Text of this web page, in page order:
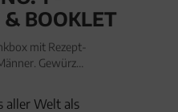
& BOOKLET
mit Rezept-
Gewürz
aller Welt als